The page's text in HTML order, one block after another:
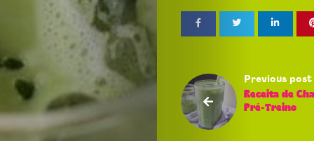
Us
Search
Previous post
Receita de
Pré-Treino